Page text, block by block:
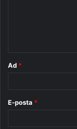
Ad *
E-posta *